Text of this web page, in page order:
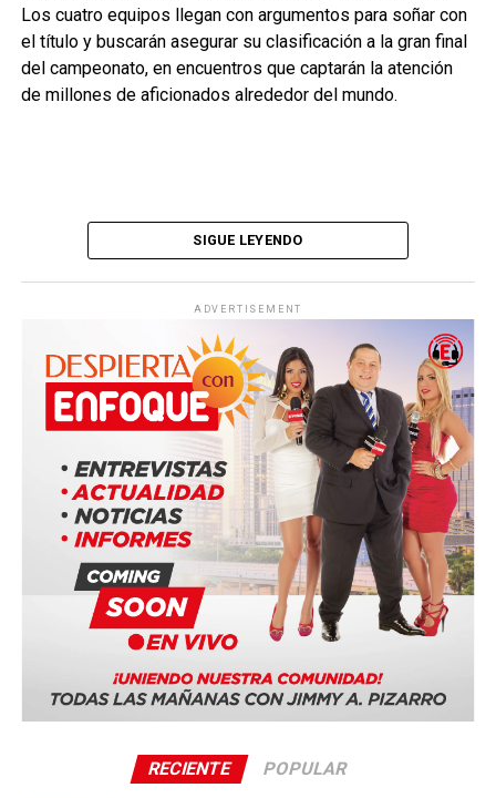
Los cuatro equipos llegan con argumentos para soñar con
el título y buscarán asegurar su clasificación a la gran final
del campeonato, en encuentros que captarán la atención
de millones de aficionados alrededor del mundo.
SIGUE LEYENDO
ADVERTISEMENT
RECIENTE POPULAR